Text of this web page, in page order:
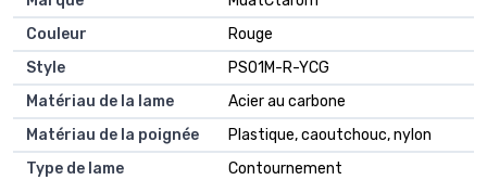
Couleur
Rouge
Style
PS01M-R-YCG
Matériau de la lame
Acier au carbone
Matériau de la poignée
Plastique, caoutchouc, nylon
Type de lame
Contournement